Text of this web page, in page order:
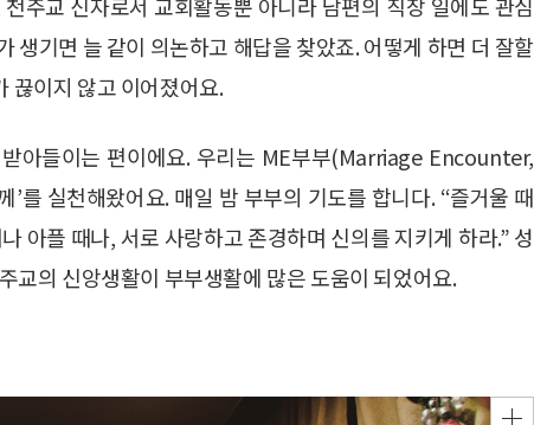
생기면 늘 같이 의논하고 해답을 찾았죠. 어떻게 하면 더 잘할
끊이지 않고 이어졌어요.
아들이는 편이에요. 우리는 ME부부(Marriage Encounter,
’를 실천해왔어요. 매일 밤 부부의 기도를 합니다. “즐거울 때
아플 때나, 서로 사랑하고 존경하며 신의를 지키게 하라.” 성
교의 신앙생활이 부부생활에 많은 도움이 되었어요.